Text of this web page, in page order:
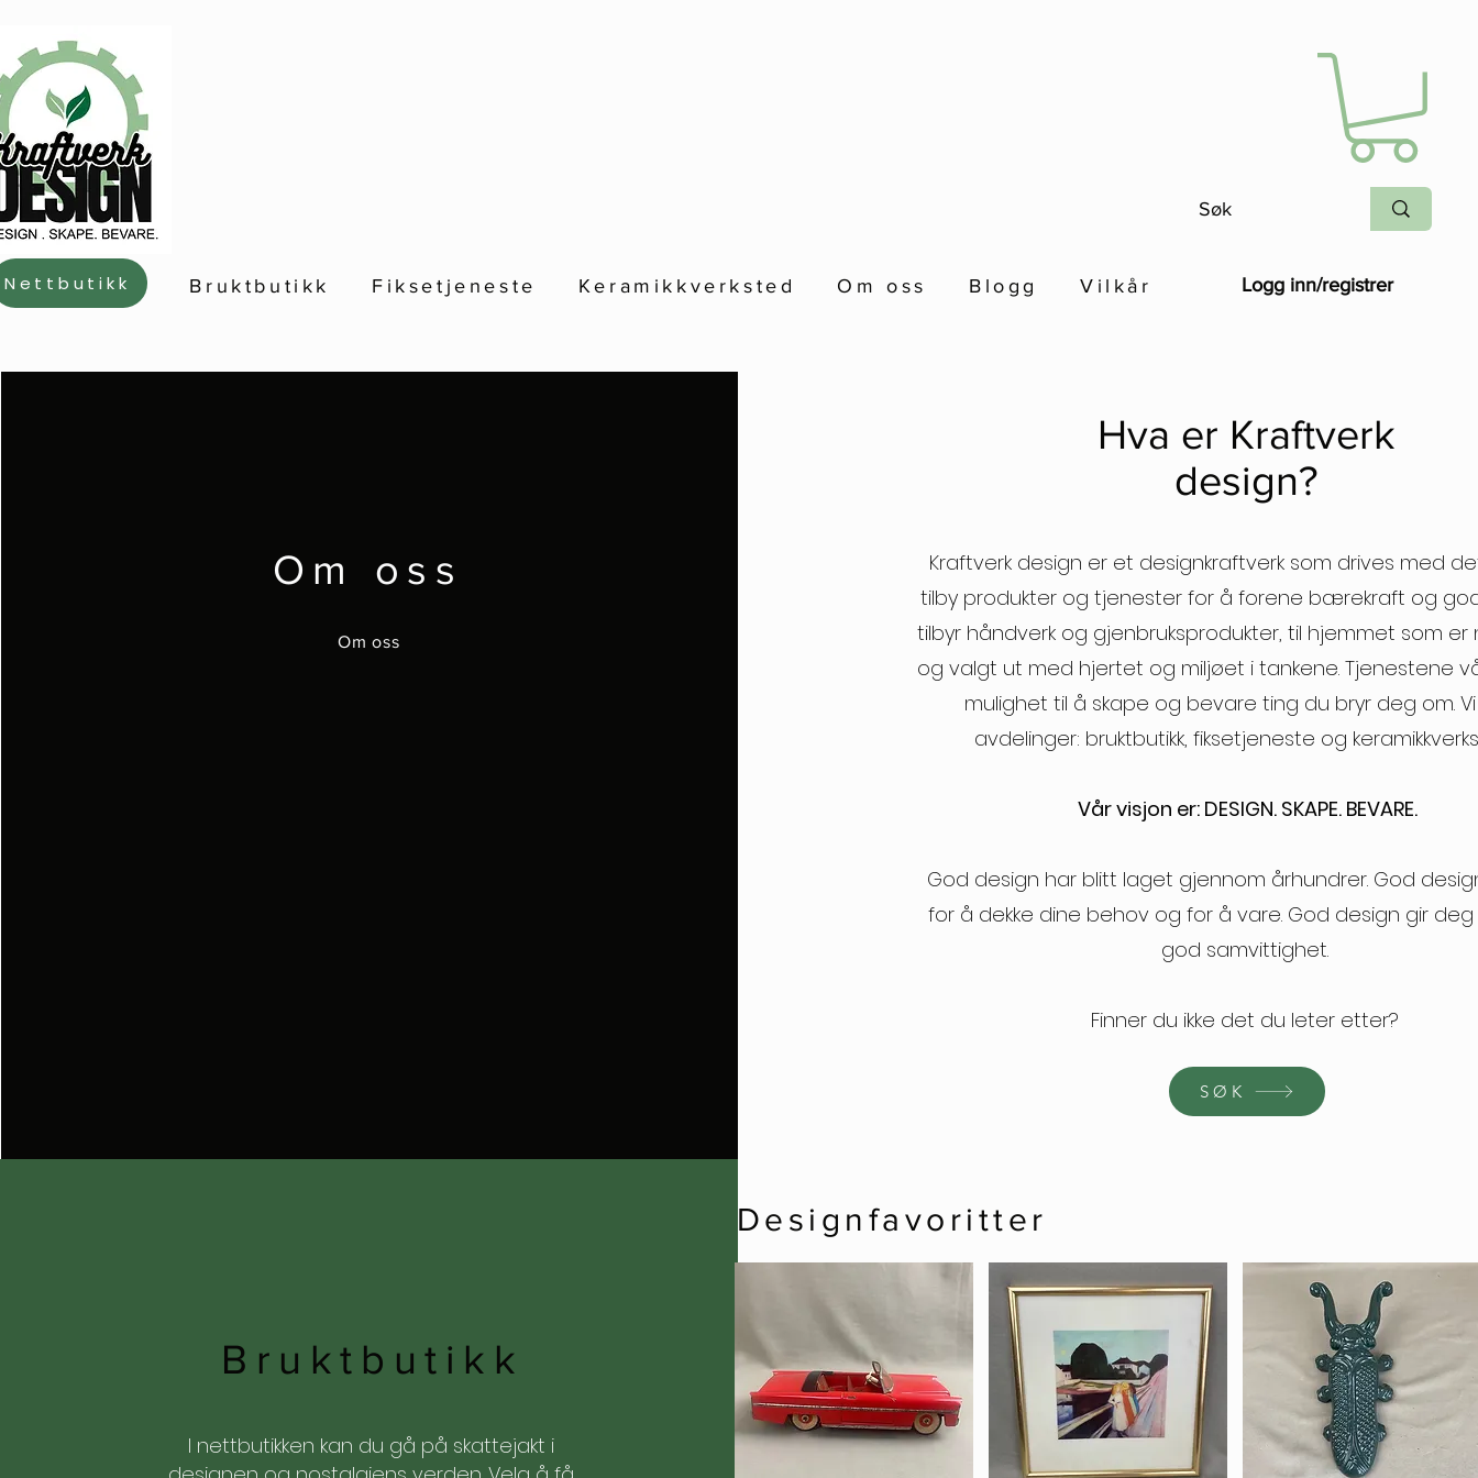
Nettbutikk Bruktbutikk Fiksetjeneste Keramikkverksted Om oss Blogg Vilkår Logg inn/registrer
Om oss
Om oss
Hva er Kraftverk
design?
Kraftverk design er et designkraftverk som drives med
tilby produkter og tjenester for å forene bærekraft og god
tilbyr håndverk og gjenbruksprodukter, til hjemmet som
og valgt ut med hjertet og miljøet i tankene. Tjenestene
mulighet til å skape og bevare ting du bryr deg om.
avdelinger: bruktbutikk, fiksetjeneste og
Vår visjon er: DESIGN. SKAPE. BEVARE.
God design har blitt laget gjennom århundrer. God
for å dekke dine behov og for å vare. God design gir
god samvittighet.
Finner du ikke det du leter etter?
SØK
Bruktbutikk
I nettbutikken kan du gå på skattejakt i
Designfavoritter